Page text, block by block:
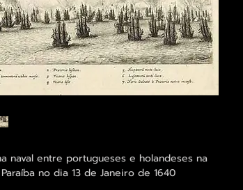
naval entre portugueses e holandeses na
no dia 13 de Janeiro de 1640